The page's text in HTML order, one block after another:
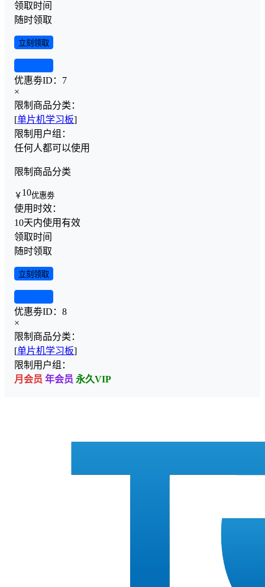
领取时间
随时领取
立刻领取
优惠劵ID： 7
×
限制商品分类：
[单片机学习板]
限制用户组：
任何人都可以使用
限制商品分类
￥ 10优惠劵
使用时效：
10天内使用有效
领取时间
随时领取
立刻领取
优惠劵ID： 8
×
限制商品分类：
[单片机学习板]
限制用户组：
月会员 年会员 永久VIP